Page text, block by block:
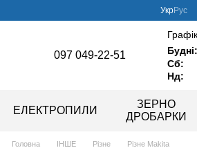
УкрРус
097 049-22-51
Будні:
Сб:
Нд:
ЕЛЕКТРОПИЛИ
ЗЕРНО
ДРОБАРКИ
Головна ІНШЕ Різне Різне Makita